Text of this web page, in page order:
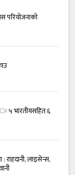
परियोजनाको
ः ५ भारतीयसहित ६
राहदानी, लाइसेन्स,